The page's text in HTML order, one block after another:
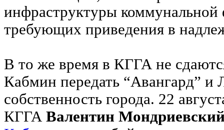
инфраструктуры
требующих приведения в
В то же время в КГГА не
Кабмин передать “Авангард” и
собственность города. 22
КГГА Валентин